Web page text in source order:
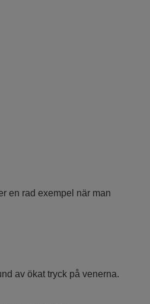
en rad exempel när man
av ökat tryck på venerna.